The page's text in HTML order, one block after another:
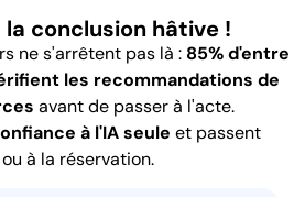
conclusion hâtive !
ne s'arrêtent pas là : 85% d'entre
les recommandations de
avant de passer à l'acte.
à l'IA seule et passent
à la réservation.